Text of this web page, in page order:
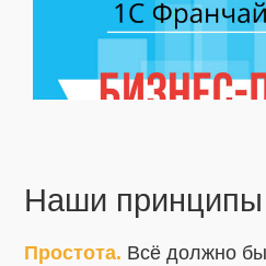
Наши принципы
Простота. Всё должно